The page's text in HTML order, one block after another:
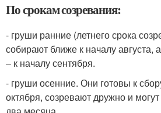
По срокам созревания:
- груши ранние (летнего срока
собирают ближе к началу августа,
– к началу сентября.
- груши осенние. Они готовы к
октября, созревают дружно и